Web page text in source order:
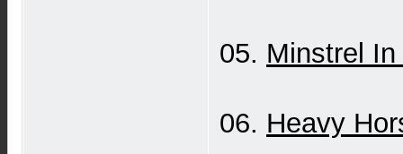
05. Minstrel
06. Heavy